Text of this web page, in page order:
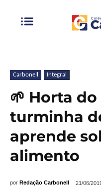
Carbonell Integral
🌱 Horta
turminha
aprende
alimento
por Redação Carbonell 21/06/